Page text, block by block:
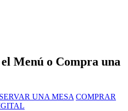
Menú o Compra una
UNA MESA COMPRAR